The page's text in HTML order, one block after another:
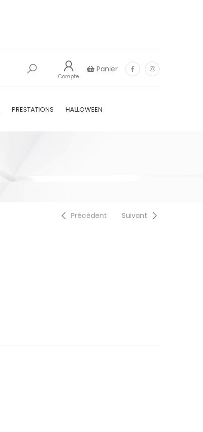
Compte
Panier
PRESTATIONS HALLOWEEN
Précédent Suivant